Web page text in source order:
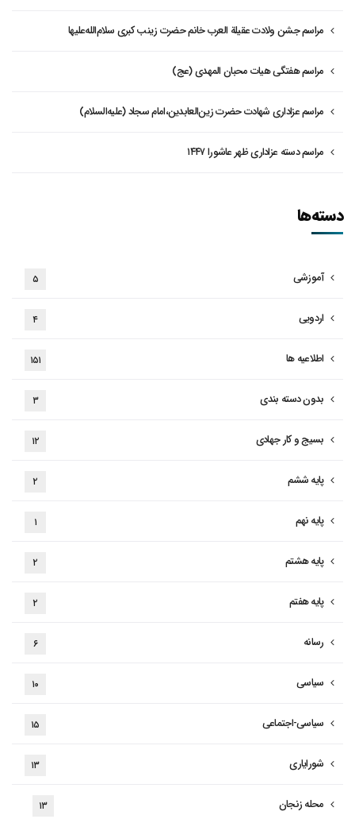
مراسم جشن ولادت عقیلة العرب خانم حضرت زینب کبری سلام‌الله‌علیها
مراسم هفتگی هیات محبان المهدی (عج)
مراسم عزاداری شهادت حضرت زین‌العابدین،امام سجاد (علیه‌السلام)
مراسم دسته عزاداری ظهر عاشورا ۱۴۴۷
دسته‌ها
آموزشی ۵
اردویی ۴
اطلاعیه ها ۱۵۱
بدون دسته بندی ۳
بسیج و کار جهادی ۱۲
پایه ششم ۲
پایه نهم ۱
پایه هشتم ۲
پایه هفتم ۲
رسانه ۶
سیاسی ۱۰
سیاسی-اجتماعی ۱۵
شورایاری ۱۳
محله زنجان ۱۳